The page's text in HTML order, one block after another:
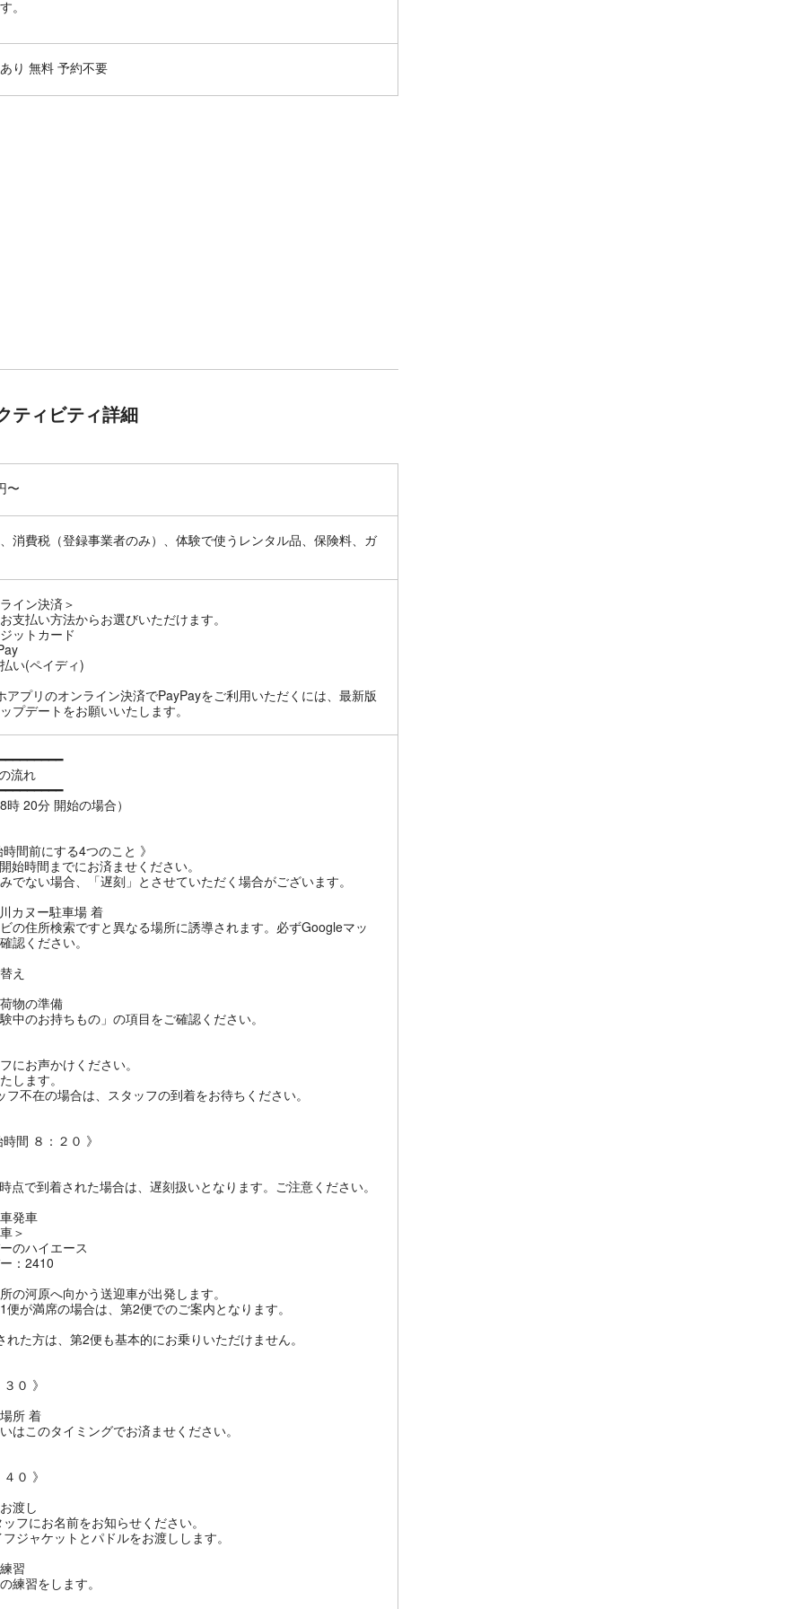
。
り 無料 予約不要
ティビティ詳細
〜
消費税（登録事業者のみ）、体験で使うレンタル品、保険料、ガ
イン決済＞
支払い方法からお選びいただけます。
ットカード
い(ペイディ)
アプリのオンライン決済でPayPayをご利用いただくには、最新版
プデートをお願いいたします。
流れ
時 20分 開始の場合）
間前にする4つのこと 》
始時間までにお済ませください。
でない場合、「遅刻」とさせていただく場合がございます。
カヌー駐車場 着
の住所検索ですと異なる場所に誘導されます。必ずGoogleマッ
認ください。
え
物の準備
中のお持ちもの」の項目をご確認ください。
にお声かけください。
します。
フ不在の場合は、スタッフの到着をお待ちください。
間 ８：２０ 》
点で到着された場合は、遅刻扱いとなります。ご注意ください。
発車
＞
のハイエース
：2410
の河原へ向かう送迎車が出発します。
便が満席の場合は、第2便でのご案内となります。
れた方は、第2便も基本的にお乗りいただけません。
０ 》
所 着
はこのタイミングでお済ませください。
０ 》
渡し
フにお名前をお知らせください。
ジャケットとパドルをお渡しします。
習
練習をします。